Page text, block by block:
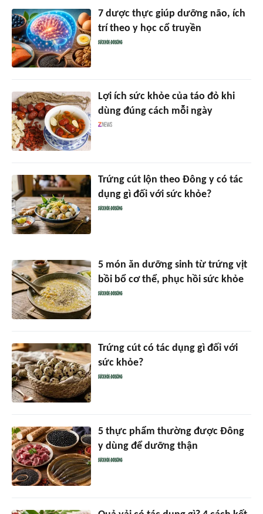
7 dược thực giúp dưỡng não, ích
trí theo y học cổ truyền
Lợi ích sức khỏe của táo đỏ khi
dùng đúng cách mỗi ngày
Trứng cút lộn theo Đông y có tác
dụng gì đối với sức khỏe?
5 món ăn dưỡng sinh từ trứng vịt
bồi bổ cơ thể, phục hồi sức khỏe
Trứng cút có tác dụng gì đối với
sức khỏe?
5 thực phẩm thường được Đông
y dùng để dưỡng thận